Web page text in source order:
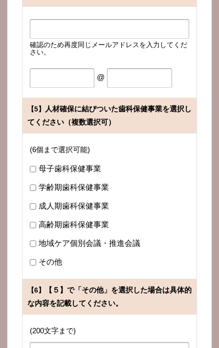
確認のため再度同じメールアドレスを入力してくだ
さい。
@
【5】
人材確保に結びついた歯科保健事業を選択し
てください（複数選択可）
(6個まで選択可能)
母子歯科保健事業
学齢期歯科保健事業
成人期歯科保健事業
高齢期歯科保健事業
地域ケア個別会議・推進会議
その他
【6】
【５】で「その他」を選択した場合は具体的
な内容を記載してください。
(200文字まで)